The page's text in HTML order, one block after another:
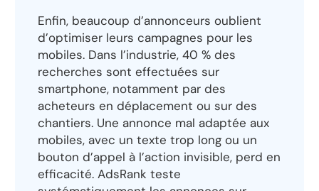
Enfin, beaucoup d’annonceurs oublient
d’optimiser leurs campagnes pour les
mobiles. Dans l’industrie, 40 % des
recherches sont effectuées sur
smartphone, notamment par des
acheteurs en déplacement ou sur des
chantiers. Une annonce mal adaptée aux
mobiles, avec un texte trop long ou un
bouton d’appel à l’action invisible, perd en
efficacité. AdsRank teste